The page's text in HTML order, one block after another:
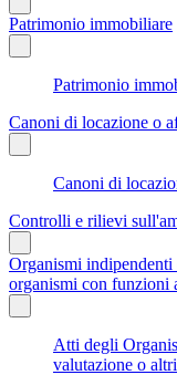
Patrimonio immobiliare
Patrimonio
Canoni di locazione o
Canoni di
Controlli e rilievi
Organismi
organismi con funzioni
Atti degli
valutazione o